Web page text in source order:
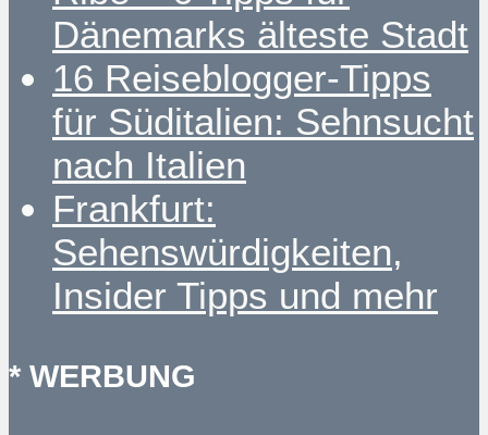
Dänemarks älteste Stadt
16 Reiseblogger-Tipps
für Süditalien: Sehnsucht
nach Italien
Frankfurt:
Sehenswürdigkeiten,
Insider Tipps und mehr
* WERBUNG